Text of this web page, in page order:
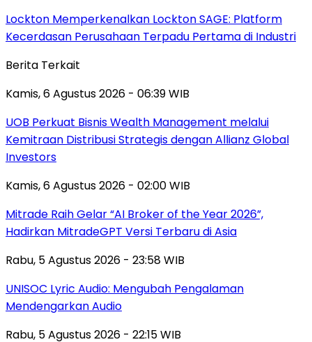
Lockton Memperkenalkan Lockton SAGE: Platform
Kecerdasan Perusahaan Terpadu Pertama di Industri
Berita Terkait
Kamis, 6 Agustus 2026 - 06:39 WIB
UOB Perkuat Bisnis Wealth Management melalui
Kemitraan Distribusi Strategis dengan Allianz Global
Investors
Kamis, 6 Agustus 2026 - 02:00 WIB
Mitrade Raih Gelar “AI Broker of the Year 2026”,
Hadirkan MitradeGPT Versi Terbaru di Asia
Rabu, 5 Agustus 2026 - 23:58 WIB
UNISOC Lyric Audio: Mengubah Pengalaman
Mendengarkan Audio
Rabu, 5 Agustus 2026 - 22:15 WIB